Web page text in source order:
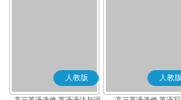
人教版 人教版